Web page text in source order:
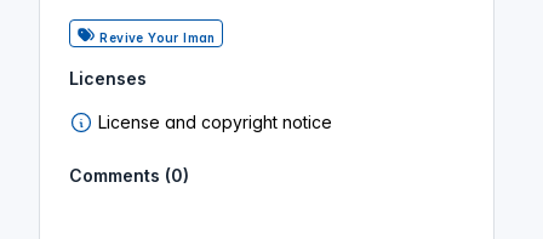
Revive Your Iman
Licenses
License and copyright notice
Comments (0)